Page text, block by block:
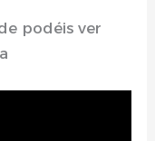
podéis ver